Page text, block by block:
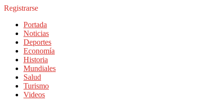
Registrarse
Portada
Noticias
Deportes
Economía
Historia
Mundiales
Salud
Turismo
Videos